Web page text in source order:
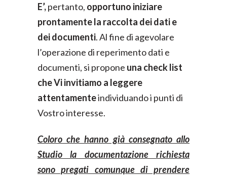
E’,pertanto, opportuno iniziare
prontamente la raccolta dei dati e
dei documenti. Al fine di agevolare
l’operazione di reperimento dati e
documenti, si propone una check list
che Vi invitiamo a leggere
attentamenteindividuando i punti di
Vostro interesse.
Coloro che hanno già consegnato allo
Studio la documentazione richiesta
sono pregati comunque di prendere